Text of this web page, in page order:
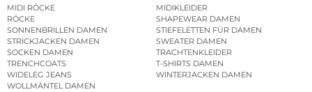
MIDI RÖCKE
MIDIKLEIDER
RÖCKE
SHAPEWEAR DAMEN
SONNENBRILLEN DAMEN
STIEFELETTEN FÜR DAMEN
STRICKJACKEN DAMEN
SWEATER DAMEN
SOCKEN DAMEN
TRACHTENKLEIDER
TRENCHCOATS
T-SHIRTS DAMEN
WIDELEG JEANS
WINTERJACKEN DAMEN
WOLLMÄNTEL DAMEN